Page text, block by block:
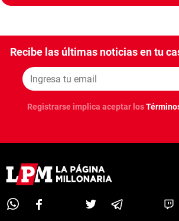
Recibe las últimas noticias en tu
Registrarse implica aceptar los